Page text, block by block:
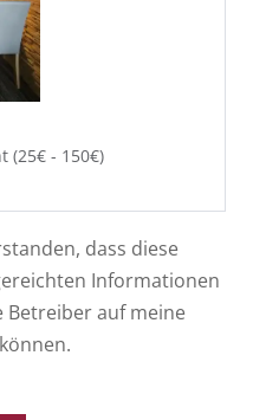
(25€ - 150€)
dass diese
Informationen
Betreiber auf meine